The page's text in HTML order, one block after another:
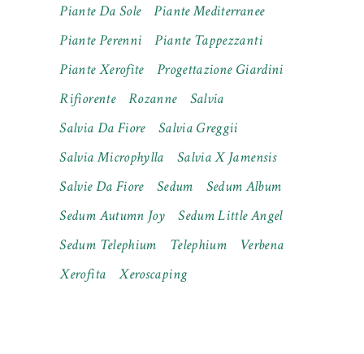
Piante Da Sole
Piante Mediterranee
Piante Perenni
Piante Tappezzanti
Piante Xerofite
Progettazione Giardini
Rifiorente
Rozanne
Salvia
Salvia Da Fiore
Salvia Greggii
Salvia Microphylla
Salvia X Jamensis
Salvie Da Fiore
Sedum
Sedum Album
Sedum Autumn Joy
Sedum Little Angel
Sedum Telephium
Telephium
Verbena
Xerofita
Xeroscaping